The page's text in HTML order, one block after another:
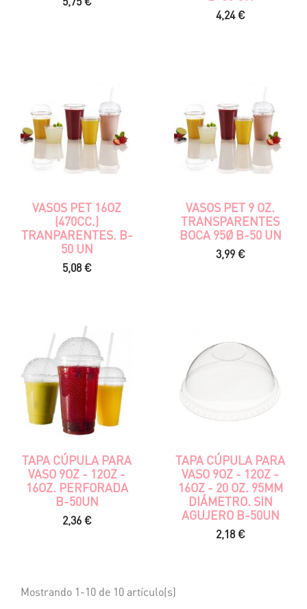
Precio
4,24 €
VASOS PET 16OZ
(470CC.)
TRANPARENTES. B-
50 UN
Precio
5,08 €
VASOS PET 9 OZ.
TRANSPARENTES
BOCA 95Ø B-50 UN
Precio
3,99 €
TAPA CÚPULA PARA
VASO 9OZ - 12OZ -
16OZ. PERFORADA
B-50UN
Precio
2,36 €
TAPA CÚPULA PARA
VASO 9OZ - 12OZ -
16OZ - 20 OZ. 95MM
DIÁMETRO. SIN
AGUJERO B-50UN
Precio
2,18 €
Mostrando 1-10 de 10 artículo(s)